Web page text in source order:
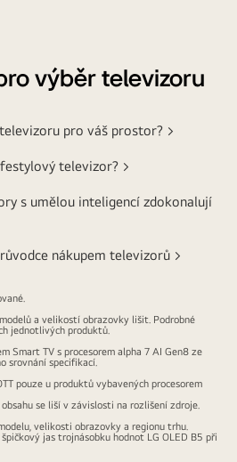
výběr televizoru
pro váš prostor? >
televizor? >
s umělou inteligencí zdokonalují
nákupem televizorů >
a velikostí obrazovky lišit. Podrobné
jednotlivých produktů.
Smart TV s procesorem alpha 7 AI Gen8 ze
srovnání specifikací.
pouze u produktů vybavených procesorem
se liší v závislosti na rozlišení zdroje.
velikosti obrazovky a regionu trhu.
jas trojnásobku hodnot LG OLED B5 při